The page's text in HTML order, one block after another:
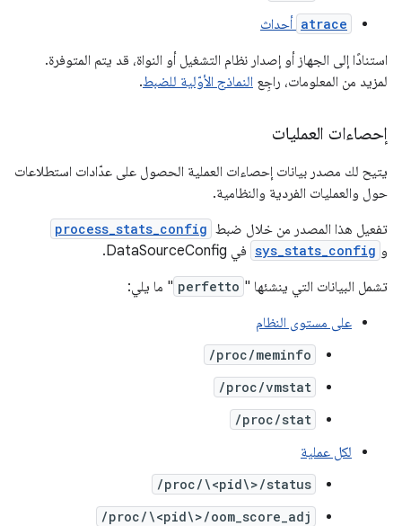
atrace أحداث
استنادًا إلى الجهاز أو إصدار نظام التشغيل أو النواة، قد يتم المتوفرة.
لمزيد من المعلومات، راجِع النماذج الأوّلية للضبط.
إحصاءات العمليات
يتيح لك مصدر بيانات إحصاءات العملية الحصول على عدّادات استطلاعات
حول والعمليات الفردية والنظامية.
تفعيل هذا المصدر من خلال ضبط process_stats_config
و sys_stats_config في DataSourceConfig.
تشمل البيانات التي ينشئها " perfetto " ما يلي:
على مستوى النظام
/proc/meminfo
/proc/vmstat
/proc/stat
لكل عملية
/proc/\<pid\>/status
/proc/\<pid\>/oom_score_adj